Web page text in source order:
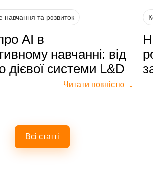
навчання та розвиток
AI в
навчанні: від
дієвої системи L&D
Читати повністю
Всі статті